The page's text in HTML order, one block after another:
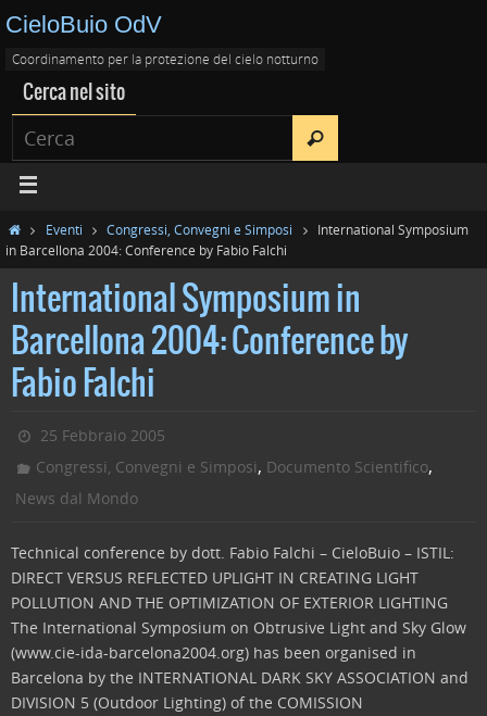
CieloBuio OdV
Coordinamento per la protezione del cielo notturno
Cerca nel sito
Eventi Congressi, Convegni e Simposi
International Symposium
in Barcellona 2004: Conference by Fabio Falchi
International Symposium in
Barcellona 2004: Conference by
Fabio Falchi
25 Febbraio 2005
Congressi, Convegni e Simposi, Documento Scientifico,
News dal Mondo
Technical conference by dott. Fabio Falchi – CieloBuio – ISTIL:
DIRECT VERSUS REFLECTED UPLIGHT IN CREATING LIGHT
POLLUTION AND THE OPTIMIZATION OF EXTERIOR LIGHTING
The International Symposium on Obtrusive Light and Sky Glow
(www.cie-ida-barcelona2004.org) has been organised in
Barcelona by the INTERNATIONAL DARK SKY ASSOCIATION and
DIVISION 5 (Outdoor Lighting) of the COMISSION